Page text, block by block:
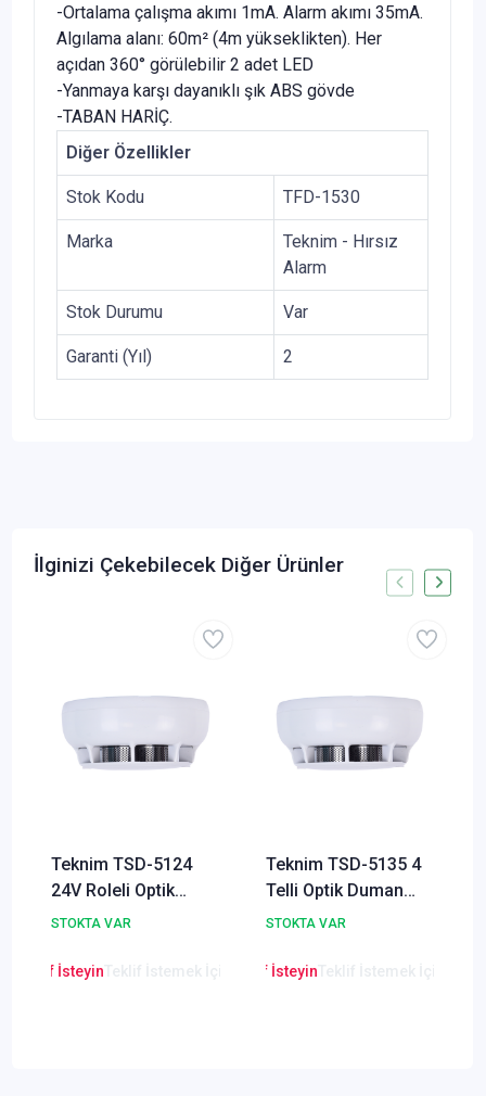
-Ortalama çalışma akımı 1mA. Alarm akımı 35mA.
Algılama alanı: 60m² (4m yükseklikten). Her
açıdan 360° görülebilir 2 adet LED
-Yanmaya karşı dayanıklı şık ABS gövde
-TABAN HARİÇ.
Diğer Özellikler
Stok Kodu TFD-1530
Marka
Teknim - Hırsız
Alarm
Stok Durumu Var
Garanti (Yıl) 2
İlginizi Çekebilecek Diğer Ürünler
Teknim TSD-5124
24V Roleli Optik
Duman Dedektörü
STOKTA VAR
Teklif İsteyin Teklif İstemek İçin Tıklayınız
Teknim TSD-5135 4
Telli Optik Duman
Dedektörü
STOKTA VAR
Lütfen Teklif İsteyin